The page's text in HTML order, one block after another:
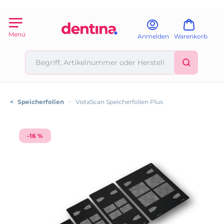
Menü Anmelden Warenkorb
< Speicherfolien > VistaScan Speicherfolien Plus
-16 %